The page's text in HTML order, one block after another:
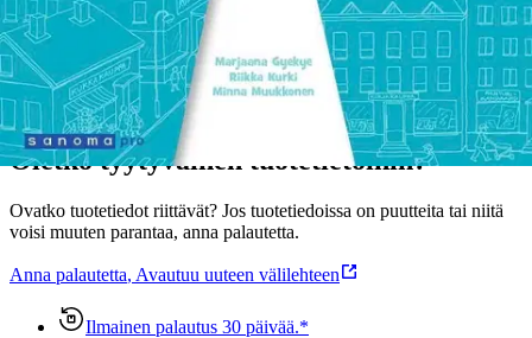
Ominaisuudet
Oletko tyytyväinen tuotetietoihin?
Ovatko tuotetiedot riittävät? Jos tuotetiedoissa on puutteita tai niitä
voisi muuten parantaa, anna palautetta.
Anna palautetta, Avautuu uuteen välilehteen
Ilmainen palautus 30 päivää.*